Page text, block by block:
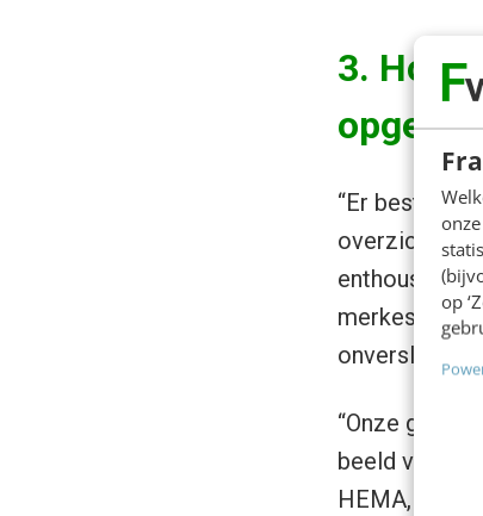
op
3. Hoe
“Er bestaat
enthousiaste
“Onze grote
beeld van
HEMA,